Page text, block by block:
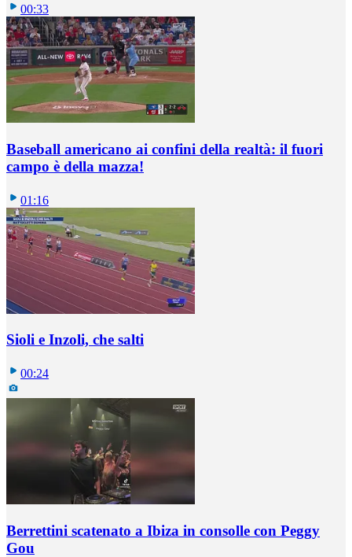
00:33
Baseball americano ai confini della realtà: il fuori
campo è della mazza!
01:16
Sioli e Inzoli, che salti
00:24
Berrettini scatenato a Ibiza in consolle con Peggy
Gou